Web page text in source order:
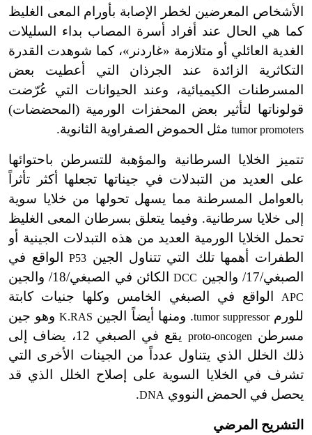
الأشخاص المعرضين لخطر الإصابة بأورام المعى الغليظ
كما هي الحال عند أفراد أسرة المصاب بداء السليلات
الغدية العائلي أو متلازمة «غاردنر»، كما شوهدت القدرة
التكاثرية الزائدة عند الجرذان التي أعطيت بعض
المسرطنات الكيميائية، وعند الحيوانات التي عُرّضت
قولوناتها لتأثير بعض المحفزات الورمية (المحضضات)
tumor promoters مثل الحموض الصفراوية الثانوية.
تتميز الخلايا السرطانية والمؤهبة للتسرطن باحتوائها
على العديد من التبدلات في جيناتها تجعلها أكثر تأثراً
بالعوامل المسرطنة مما يسهل تحولها من خلايا سوية
إلى خلايا سرطانية. وفيما يتعلق بسرطان المعى الغليظ
تحمل الخلايا الورمية العديد من هذه التبدلات الجينية أو
الطفرات أهمها تلك التي تتناول الجين P53الواقع في
الصبغي/17/ والجين
DCCالكائن في الصبغي/18/ والجين
APC
الواقع في الصبغي الخامس وكلها جنيات كابتة
للورمtumor suppressor. ومنها أيضاً الجين K.RASوهو جين
مسرطن proto-oncogen
يقع في الصبغي 12، يضاف إلى
ذلك الخلل الذي يتناول عدداً من الجينات الأخرى التي
تشرف في الخلايا السوية على إصلاح الخلل الذي قد
يحصل في الحمض النووي DNA
.
التشريح المرضي